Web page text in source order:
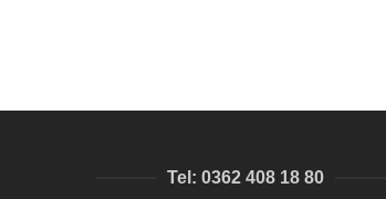
Tel: 0362 408 18 80